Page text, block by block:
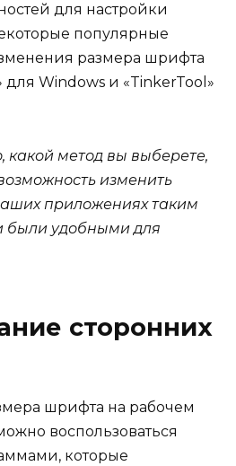
для настройки
популярные
размера шрифта
Windows и «TinkerTool»
какой метод вы выберете,
изменить
приложениях таким
были удобными для
сторонних
шрифта на рабочем
воспользоваться
которые